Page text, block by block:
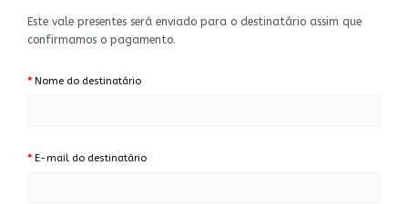
Este vale presentes será enviado para o destinatário assim que
confirmamos o pagamento.
Nome do destinatário
E-mail do destinatário